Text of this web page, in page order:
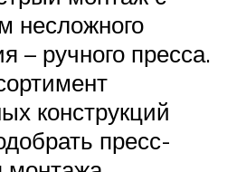
несложного
– ручного пресса.
конструкций
пресс-